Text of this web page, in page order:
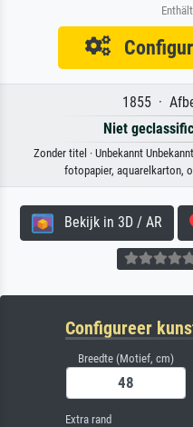
1855 ·
Niet
Zonder titel · Unbekannt
fotopapier, aquarelkarton,
Bekijk in 3D / AR
Configureer
Breedte (Motief, cm)
Extra rand